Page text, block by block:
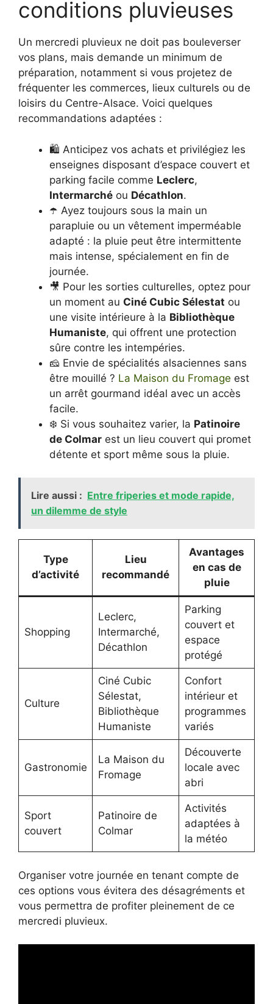
conditions pluvieuses
Un mercredi pluvieux ne doit pas bouleverser
vos plans, mais demande un minimum de
préparation, notamment si vous projetez de
fréquenter les commerces, lieux culturels ou de
loisirs du Centre-Alsace. Voici quelques
recommandations adaptées :
🛍️ Anticipez vos achats et privilégiez les
enseignes disposant d’espace couvert et
parking facile comme Leclerc,
Intermarché ou Décathlon.
☂️ Ayez toujours sous la main un
parapluie ou un vêtement imperméable
adapté : la pluie peut être intermittente
mais intense, spécialement en fin de
journée.
🎥 Pour les sorties culturelles, optez pour
un moment au Ciné Cubic Sélestat ou
une visite intérieure à la Bibliothèque
Humaniste, qui offrent une protection
sûre contre les intempéries.
🧀 Envie de spécialités alsaciennes sans
être mouillé ? La Maison du Fromage est
un arrêt gourmand idéal avec un accès
facile.
❄️ Si vous souhaitez varier, la Patinoire
de Colmar est un lieu couvert qui promet
détente et sport même sous la pluie.
Lire aussi : Entre friperies et mode rapide,
un dilemme de style
Type
d’activité
Lieu
recommandé
Avantages
en cas de
pluie
Shopping
Leclerc,
Intermarché,
Décathlon
Parking
couvert et
espace
protégé
Culture
Ciné Cubic
Sélestat,
Bibliothèque
Humaniste
Confort
intérieur et
programmes
variés
Gastronomie
La Maison du
Fromage
Découverte
locale avec
abri
Sport
couvert
Patinoire de
Colmar
Activités
adaptées à
la météo
Organiser votre journée en tenant compte de
ces options vous évitera des désagréments et
vous permettra de profiter pleinement de ce
mercredi pluvieux.